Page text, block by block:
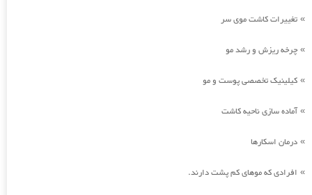
» تغییرات کاشت موی سر
» چرخه ریزش و رشد مو
» کیلینیک تخصصی پوست و مو
»آماده سازی ناحیه کاشت
» درمان اسکارها
» افرادی که موهای کم پشت دارند.